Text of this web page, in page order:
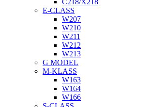
C218/X218
E-CLASS
W207
W210
W211
W212
W213
G MODEL
M-KLASS
W163
W164
W166